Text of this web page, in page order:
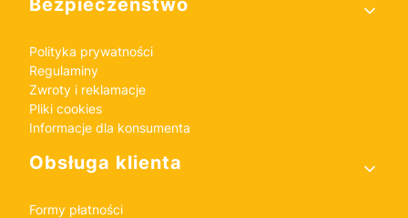
Bezpieczeństwo
Polityka prywatności
Regulaminy
Zwroty i reklamacje
Pliki cookies
Informacje dla konsumenta
Obsługa klienta
Formy płatności